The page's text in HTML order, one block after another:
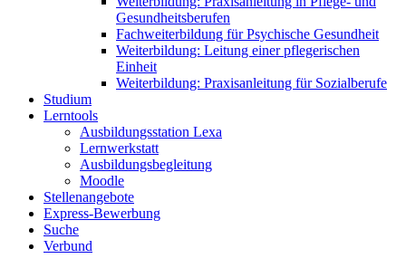
Gesundheitsberufen
Fachweiterbildung für Psychische Gesundheit
Weiterbildung: Leitung einer pflegerischen
Einheit
Weiterbildung: Praxisanleitung für Sozialberufe
Studium
Lerntools
Ausbildungsstation Lexa
Lernwerkstatt
Ausbildungsbegleitung
Moodle
Stellenangebote
Express-Bewerbung
Suche
Verbund